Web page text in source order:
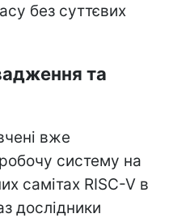
без суттєвих
та
вже
систему на
самітах RISC-V в
дослідники